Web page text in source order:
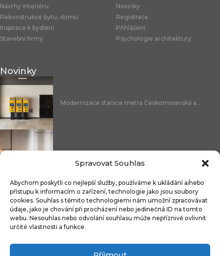
Spravovat Souhlas
Abychom poskytli co nejlepší služby, používáme k ukládání a/nebo
přístupu k informacím o zařízení, technologie jako jsou soubory
cookies. Souhlas s těmito technologiemi nám umožní zpracovávat
údaje, jako je chování při procházení nebo jedinečná ID na tomto
webu. Nesouhlas nebo odvolání souhlasu může nepříznivě ovlivnit
určité vlastnosti a funkce.
Návrhy interiéru
Rekonstrukce bytu, domu
Inspirace k bydlení
Stavební firmy
Novinky
Registrace
Přihlášení
Psychologie architektury
Novinky
Modernizace stanice metra Českomoravská a...
Čistitelné látky s technologií FibreGuard®:...